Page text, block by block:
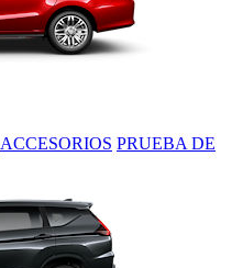
ACCESORIOS PRUEBA DE